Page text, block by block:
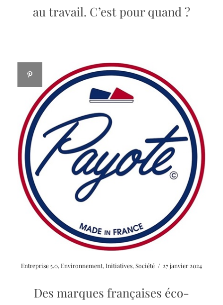
au travail. C’est pour quand ?
Entreprise 5.0,Environnement,Initiatives,Société / 27 janvier 2024
Des marques françaises éco-